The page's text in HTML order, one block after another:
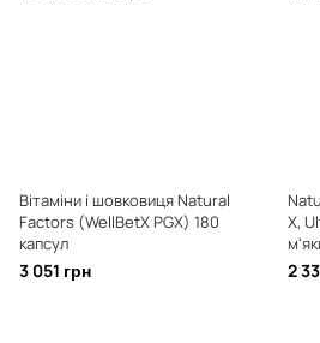
Вітаміни і шовковиця Natural
Factors (WellBetX PGX) 180
капсул
3 051 грн
X,
2